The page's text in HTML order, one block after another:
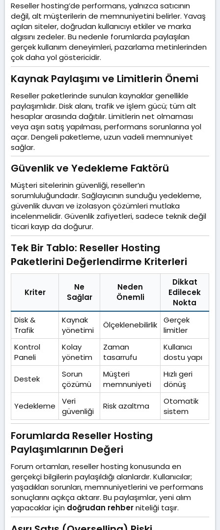
Reseller hosting’de performans, yalnızca satıcının
değil, alt müşterilerin de memnuniyetini belirler. Yavaş
açılan siteler, doğrudan kullanıcıyı etkiler ve marka
algısını zedeler. Bu nedenle forumlarda paylaşılan
gerçek kullanım deneyimleri, pazarlama metinlerinden
çok daha yol göstericidir.
Kaynak Paylaşımı ve Limitlerin Önemi​
Reseller paketlerinde sunulan kaynaklar genellikle
paylaşımlıdır. Disk alanı, trafik ve işlem gücü; tüm alt
hesaplar arasında dağıtılır. Limitlerin net olmaması
veya aşırı satış yapılması, performans sorunlarına yol
açar. Dengeli paketleme, uzun vadeli memnuniyet
sağlar.
Güvenlik ve Yedekleme Faktörü​
Müşteri sitelerinin güvenliği, reseller’ın
sorumluluğundadır. Sağlayıcının sunduğu yedekleme,
güvenlik duvarı ve izolasyon çözümleri mutlaka
incelenmelidir. Güvenlik zafiyetleri, sadece teknik değil
ticari kayıp da doğurur.
Tek Bir Tablo: Reseller Hosting
Paketlerini Değerlendirme Kriterleri​
Kriter
Ne
Sağlar
Neden
Önemli
Dikkat
Edilecek
Nokta
Disk &
Trafik
Kaynak
yönetimi
Ölçeklenebilirlik
Gerçek
limitler
Kontrol
Paneli
Kolay
yönetim
Zaman
tasarrufu
Kullanıcı
dostu yapı
Destek
Sorun
çözümü
Müşteri
memnuniyeti
Hızlı geri
dönüş
Yedekleme
Veri
güvenliği
Risk azaltma
Otomatik
sistem
Forumlarda Reseller Hosting
Paylaşımlarının Değeri​
Forum ortamları, reseller hosting konusunda en
gerçekçi bilgilerin paylaşıldığı alanlardır. Kullanıcılar;
yaşadıkları sorunları, memnuniyetlerini ve performans
sonuçlarını açıkça aktarır. Bu paylaşımlar, yeni alım
yapacaklar için doğrudan rehberniteliği taşır.